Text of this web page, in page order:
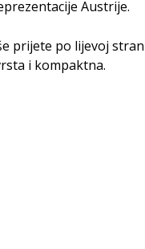
Austrije.
prijete po lijevoj
i kompaktna.